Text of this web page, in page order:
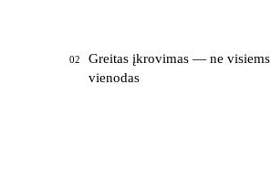
02
Greitas įkrovimas — ne visiems
vienodas